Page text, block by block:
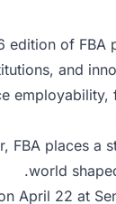
edition of FBA
and
FBA places a
world
April 22 at